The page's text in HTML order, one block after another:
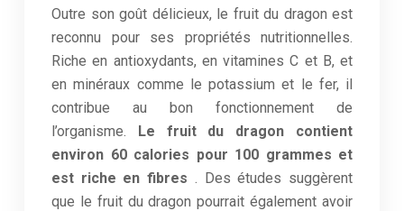
Outre son goût délicieux, le fruit du dragon est
reconnu pour ses propriétés nutritionnelles.
Riche en antioxydants, en vitamines C et B, et
en minéraux comme le potassium et le fer, il
contribue au bon fonctionnement de
l’organisme. Le fruit du dragon contient
environ 60 calories pour 100 grammes et
est riche en fibres . Des études suggèrent
que le fruit du dragon pourrait également avoir